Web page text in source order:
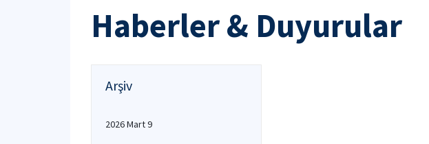
Haberler & Duyurular
Arşiv
2026 Mart 9